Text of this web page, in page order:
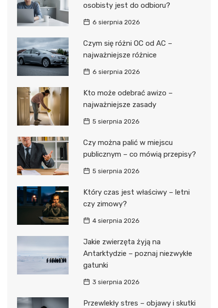
osobisty jest do odbioru?
6 sierpnia 2026
Czym się różni OC od AC –
najważniejsze różnice
6 sierpnia 2026
Kto może odebrać awizo –
najważniejsze zasady
5 sierpnia 2026
Czy można palić w miejscu
publicznym – co mówią przepisy?
5 sierpnia 2026
Który czas jest właściwy – letni
czy zimowy?
4 sierpnia 2026
Jakie zwierzęta żyją na
Antarktydzie – poznaj niezwykłe
gatunki
3 sierpnia 2026
Przewlekły stres – objawy i skutki